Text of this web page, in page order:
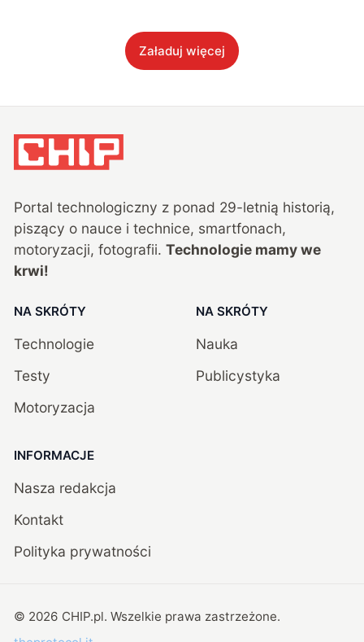
Załaduj więcej
Portal technologiczny z ponad 29-letnią historią,
piszący o nauce i technice, smartfonach,
motoryzacji, fotografii. Technologie mamy we
krwi!
NA SKRÓTY
Technologie
Testy
Motoryzacja
NA SKRÓTY
Nauka
Publicystyka
INFORMACJE
Nasza redakcja
Kontakt
Polityka prywatności
© 2026 CHIP.pl. Wszelkie prawa zastrzeżone.